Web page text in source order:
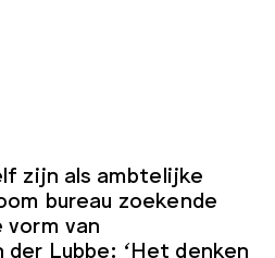
zijn als ambtelijke
bureau zoekende
vorm van
der Lubbe: ‘Het denken